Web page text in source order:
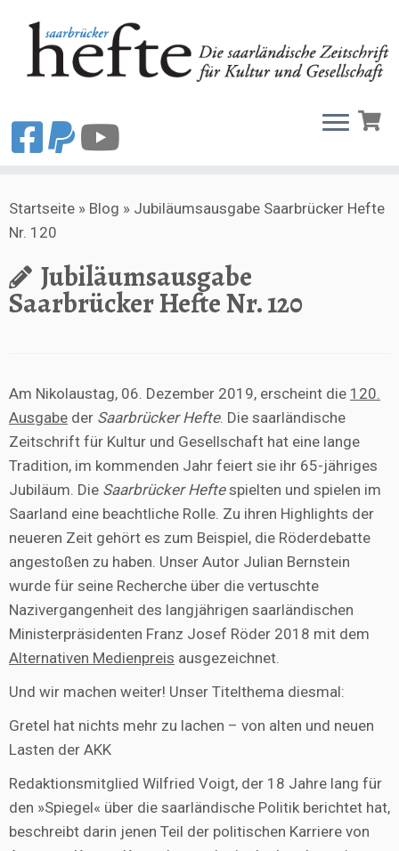
Inhalt
springen
Startseite » Blog » Jubiläumsausgabe Saarbrücker Hefte
Nr. 120
Jubiläumsausgabe
Saarbrücker Hefte Nr. 120
Am Nikolaustag, 06. Dezember 2019, erscheint die 120.
Ausgabe der Saarbrücker Hefte. Die saarländische
Zeitschrift für Kultur und Gesellschaft hat eine lange
Tradition, im kommenden Jahr feiert sie ihr 65-jähriges
Jubiläum. Die Saarbrücker Heftespielten und spielen im
Saarland eine beachtliche Rolle. Zu ihren Highlights der
neueren Zeit gehört es zum Beispiel, die Röderdebatte
angestoßen zu haben. Unser Autor Julian Bernstein
wurde für seine Recherche über die vertuschte
Nazivergangenheit des langjährigen saarländischen
Ministerpräsidenten Franz Josef Röder 2018 mit dem
Alternativen Medienpreis ausgezeichnet.
Und wir machen weiter! Unser Titelthema diesmal:
Gretel hat nichts mehr zu lachen – von alten und neuen
Lasten der AKK
Redaktionsmitglied Wilfried Voigt, der 18 Jahre lang für
den »Spiegel« über die saarländische Politik berichtet hat,
beschreibt darin jenen Teil der politischen Karriere von